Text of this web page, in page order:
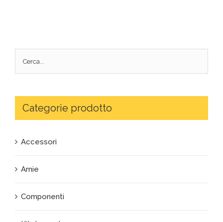
Categorie prodotto
Accessori
Arnie
Componenti